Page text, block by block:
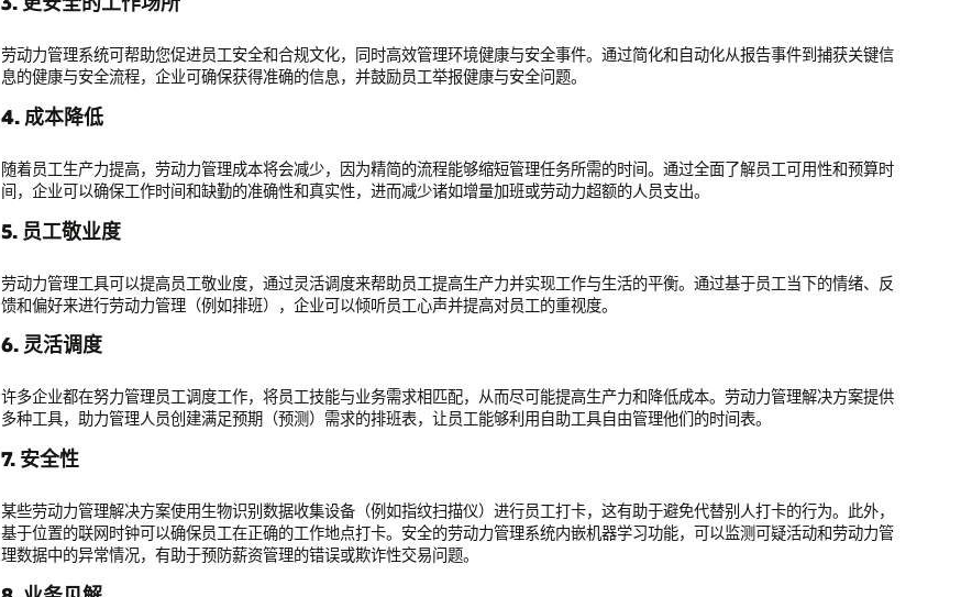
劳动力管理系统可帮助您促进员工安全和合规文化，同时高效管理环境健康与安全事件。通过简化和自动化从报告事件到捕获关键信
息的健康与安全流程，企业可确保获得准确的信息，并鼓励员工举报健康与安全问题。
4. 成本降低
随着员工生产力提高，劳动力管理成本将会减少，因为精简的流程能够缩短管理任务所需的时间。通过全面了解员工可用性和预算时
间，企业可以确保工作时间和缺勤的准确性和真实性，进而减少诸如增量加班或劳动力超额的人员支出。
5. 员工敬业度
劳动力管理工具可以提高员工敬业度，通过灵活调度来帮助员工提高生产力并实现工作与生活的平衡。通过基于员工当下的情绪、反
馈和偏好来进行劳动力管理（例如排班），企业可以倾听员工心声并提高对员工的重视度。
6. 灵活调度
许多企业都在努力管理员工调度工作，将员工技能与业务需求相匹配，从而尽可能提高生产力和降低成本。劳动力管理解决方案提供
多种工具，助力管理人员创建满足预期（预测）需求的排班表，让员工能够利用自助工具自由管理他们的时间表。
7. 安全性
某些劳动力管理解决方案使用生物识别数据收集设备（例如指纹扫描仪）进行员工打卡，这有助于避免代替别人打卡的行为。此外，
基于位置的联网时钟可以确保员工在正确的工作地点打卡。安全的劳动力管理系统内嵌机器学习功能，可以监测可疑活动和劳动力管
理数据中的异常情况，有助于预防薪资管理的错误或欺诈性交易问题。